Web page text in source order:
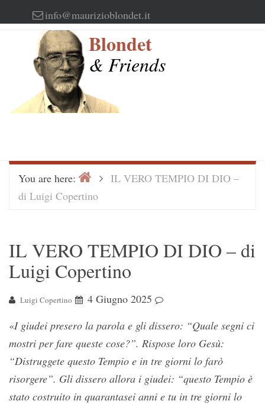
to
info@maurizioblondet.it
Blondet
& Friends
You are here: HomeIL VERO TEMPIO DI DIO –
di Luigi Copertino
IL VERO TEMPIO DI DIO – di
Luigi Copertino
Luigi Copertino
4 Giugno 2025
«I giudei presero la parola e gli dissero: “Quale segni ci
mostri per fare queste cose?”. Rispose loro Gesù:
“Distruggete questo Tempio e in tre giorni lo farò
risorgere”. Gli dissero allora i giudei: “questo Tempio è
stato costruito in quarantasei anni e tu in tre giorni lo